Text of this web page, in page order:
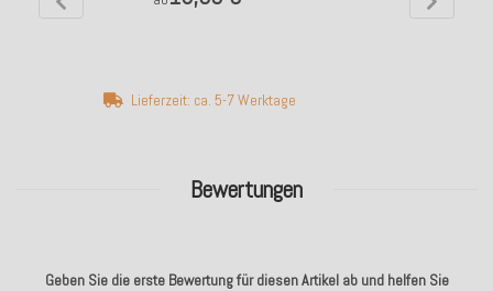
Bewertungen
Geben Sie die erste Bewertung für diesen Artikel ab und helfen Sie
Lieferzeit: ca. 5-7 Werktage